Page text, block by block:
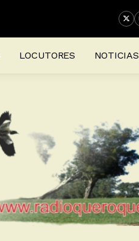
LOCUTORES NOTICIAS